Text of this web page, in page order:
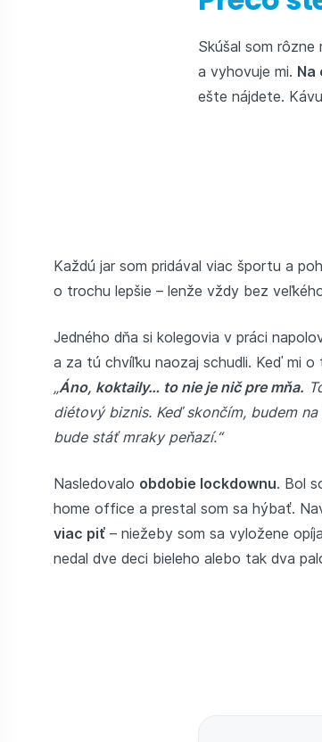
Skúšal som
a vyhovuje mi. Na
ešte nájdete.
Každú jar som pridával viac športu a
o trochu lepšie – lenže vždy bez
Jedného dňa si kolegovia v práci
a za tú chvíľku naozaj schudli. Keď mi
„Áno, koktaily… to nie je nič pre mňa.
diétový biznis. Keď skončím, budem
bude stáť mraky peňazí.“
Nasledovalo obdobie lockdownu. Bol
home office a prestal som sa hýbať.
viac piť – niežeby som sa vyložene
nedal dve deci bieleho alebo tak dva